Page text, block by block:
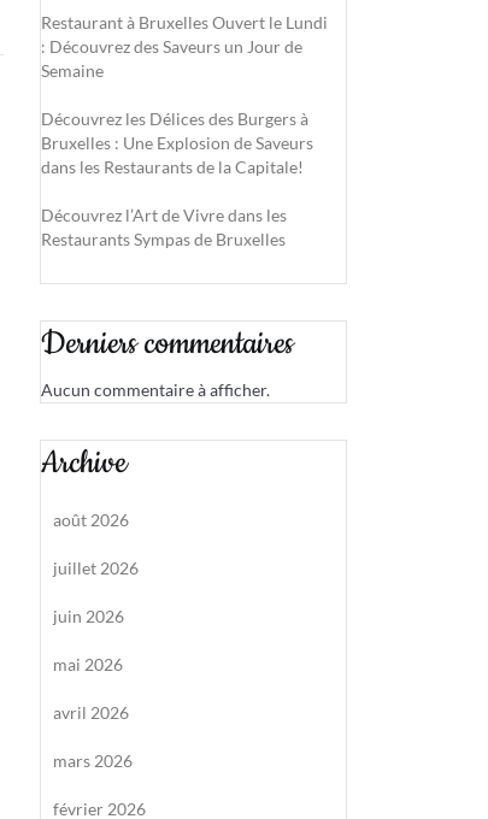
Restaurant à Bruxelles Ouvert le Lundi
: Découvrez des Saveurs un Jour de
Semaine
Découvrez les Délices des Burgers à
Bruxelles : Une Explosion de Saveurs
dans les Restaurants de la Capitale!
Découvrez l’Art de Vivre dans les
Restaurants Sympas de Bruxelles
Derniers commentaires
Aucun commentaire à afficher.
Archive
août 2026
juillet 2026
juin 2026
mai 2026
avril 2026
mars 2026
février 2026